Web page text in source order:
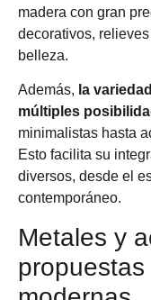
madera con gran
decorativos,
belleza.
Además, la
múltiples
minimalistas hasta
Esto facilita su
diversos, desde el
contemporáneo.
Metales y